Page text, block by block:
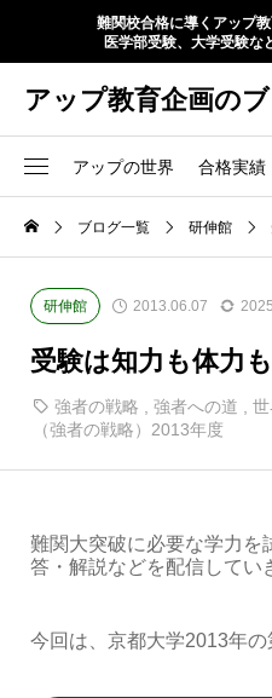
難関校合格に導くアップ
医学部受験、大学受験な
アップ教育企画の
アップの世界 合格実績
ブログ一覧 研伸館
研伸館 2013.06.07
受験は知力も体力
強者の戦略 強者への道 世
（強者の戦略）2013年度
難関大突破に必要な学力を
答・解説などを配信してい
今回は、京都大学2013年の